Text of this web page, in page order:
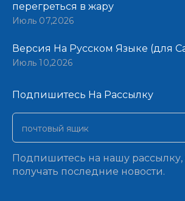
перегреться в жару
Июль 07,2026
Версия На Русском Языке (для
Июль 10,2026
Подпишитесь На Рассылку​​​​​​​
Подпишитесь на нашу рассылку,
получать последние новости.